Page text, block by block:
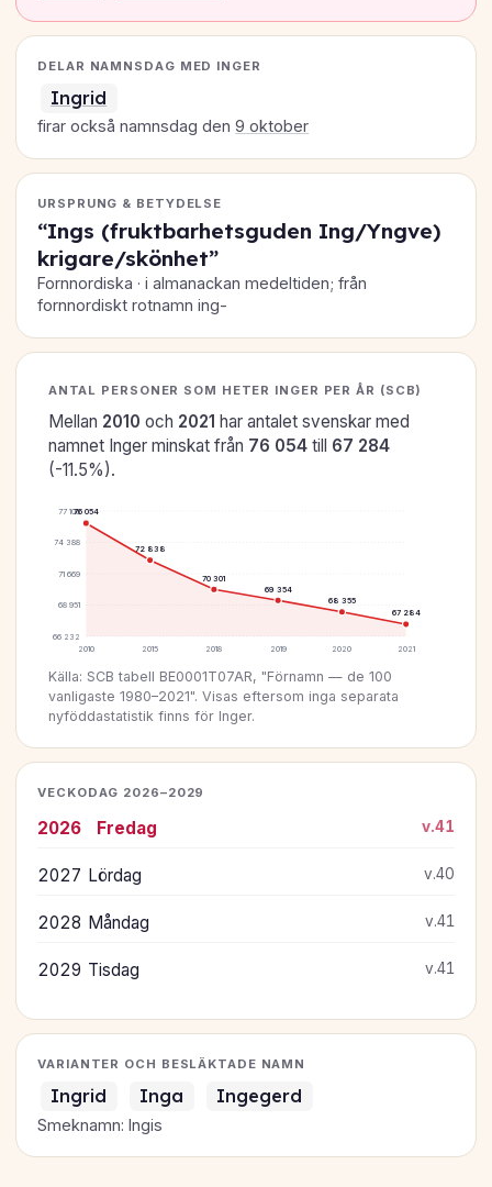
DELAR NAMNSDAG MED INGER
Ingrid
firar också namnsdag den9 oktober
URSPRUNG & BETYDELSE
“Ings (fruktbarhetsguden Ing/Yngve)
krigare/skönhet”
Fornnordiska · i almanackan medeltiden; från
fornnordiskt rotnamn ing-
ANTAL PERSONER SOM HETER INGER PER ÅR (SCB)
Mellan 2010 och 2021 har antalet svenskar med
namnet Inger minskat från 76 054till 67 284
(-11.5%).
66 232
68 951
71 669
74 388
77 10676 054
2010
72 838
2015
70 301
2018
69 354
2019
68 355
2020
67 284
2021
Källa: SCB tabell BE0001T07AR, "Förnamn — de 100
vanligaste 1980–2021". Visas eftersom inga separata
nyföddastatistik finns för Inger.
VECKODAG 2026–2029
2026 Fredag v.41
2027 Lördag v.40
2028 Måndag v.41
2029 Tisdag v.41
VARIANTER OCH BESLÄKTADE NAMN
Ingrid Inga Ingegerd
Smeknamn: Ingis